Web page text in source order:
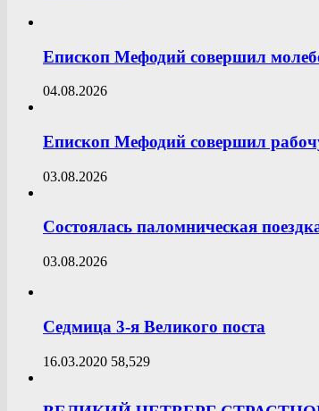
Епископ Мефодий совершил
04.08.2026
Епископ Мефодий совершил
03.08.2026
Состоялась паломническая
03.08.2026
Седмица 3-я Великого поста
16.03.2020 58,529